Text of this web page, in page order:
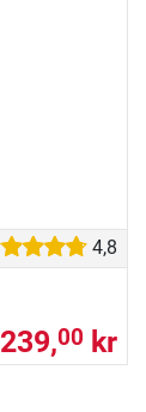
4,8
239,00 kr